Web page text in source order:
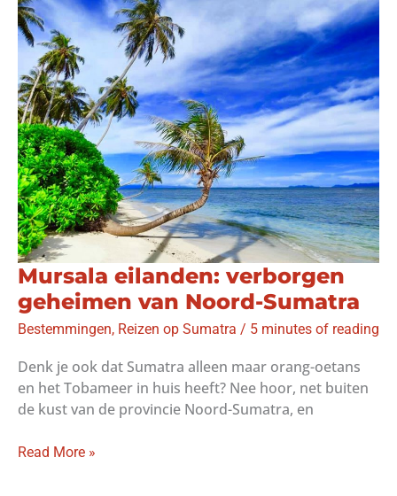
Java
Mursala eilanden: verborgen
geheimen van Noord-Sumatra
Bestemmingen, Reizen op Sumatra / 5 minutes of reading
Denk je ook dat Sumatra alleen maar orang-oetans
en het Tobameer in huis heeft? Nee hoor, net buiten
de kust van de provincie Noord-Sumatra, en
Mursala
Read More »